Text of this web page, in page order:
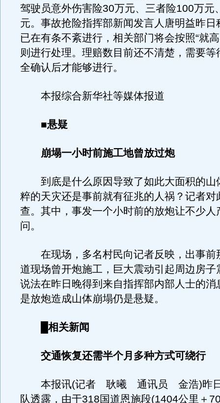
驾驶员意外伤害险30万元、三者险100万元
元。事故抢险指挥部新闻发言人唐明益昨日
已在有条不紊进行，相关部门将会按照“就
则进行处理。理赔数目前还不清楚，需要等
全确认后才能够进行。
本报综合新华社等媒体报道
■悬疑
崩塌一小时前施工地曾放过炮
到底是什么原因导致了如此大面积的山
粹的天灾还是事前就有征兆的人祸？记者对
查。其中，事发一个小时前的放炮让不少人
问。
在现场，多名村民向记者反映，出事前
道现场曾开炮施工，巨大震动引起周边房子
说法在昨日晚得到来自指挥部内部人士的消
是放炮造成山体崩塌仍是悬疑。
█相关新闻
交通恢复还需半个月多种方式可绕行
本报讯(记者 耿曦 通讯员 金浩)昨日
队透露，由于318国道恩施段(1404公里＋